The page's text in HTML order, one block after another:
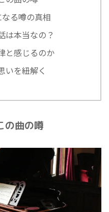
る噂の真相
は本当なの？
と感じるのか
いを紐解く
の曲の噂